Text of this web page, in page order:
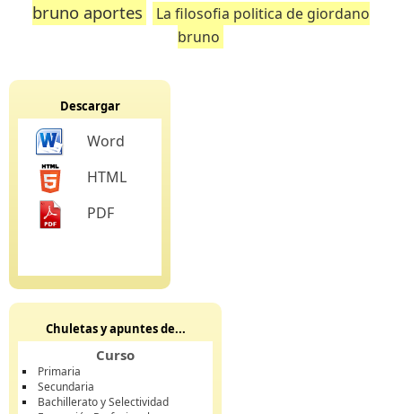
bruno aportes
La filosofia politica de giordano
bruno
Descargar
Word
HTML
PDF
Chuletas y apuntes de...
Curso
Primaria
Secundaria
Bachillerato y Selectividad